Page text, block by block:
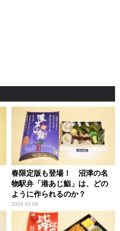
春限定版も登場！ 沼津の名
物駅弁「港あじ鮨」は、どの
ように作られるのか？
2024.03.06